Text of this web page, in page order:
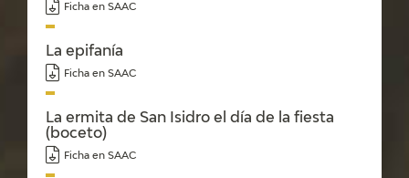
Ficha en SAAC
La epifanía
Ficha en SAAC
La ermita de San Isidro el día de la fiesta
(boceto)
Ficha en SAAC